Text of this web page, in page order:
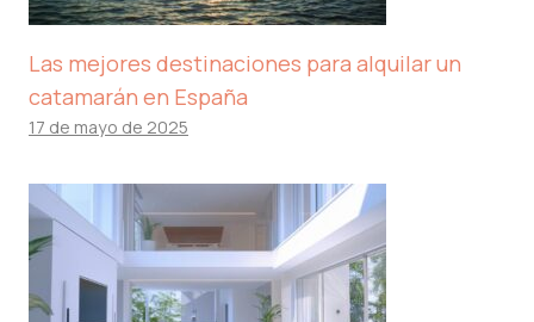
Las mejores destinaciones para alquilar un
catamarán en España
17 de mayo de 2025